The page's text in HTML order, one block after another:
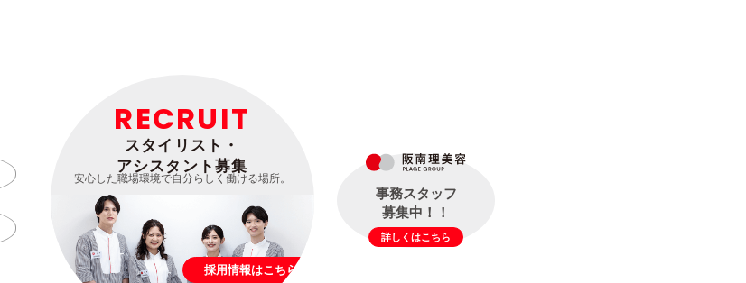
RECRUIT
スタイリスト・
アシスタント募集
安心した職場環境で自分らしく働ける場所。
採用情報はこちら
事務スタッフ
募集中！！
詳しくはこちら